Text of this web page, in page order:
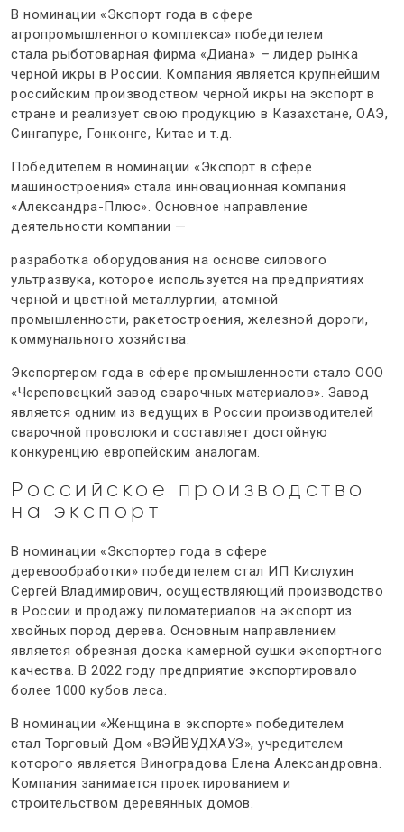
В номинации «Экспорт года в сфере
агропромышленного комплекса» победителем
стала рыботоварная фирма «Диана» – лидер рынка
черной икры в России. Компания является крупнейшим
российским производством черной икры на экспорт в
стране и реализует свою продукцию в Казахстане, ОАЭ,
Сингапуре, Гонконге, Китае и т.д.
Победителем в номинации «Экспорт в сфере
машиностроения» стала инновационная компания
«Александра-Плюс». Основное направление
деятельности компании —
разработка оборудования на основе силового
ультразвука, которое используется на предприятиях
черной и цветной металлургии, атомной
промышленности, ракетостроения, железной дороги,
коммунального хозяйства.
Экспортером года в сфере промышленности стало ООО
«Череповецкий завод сварочных материалов». Завод
является одним из ведущих в России производителей
сварочной проволоки и составляет достойную
конкуренцию европейским аналогам.
Российское производство
на экспорт
В номинации «Экспортер года в сфере
деревообработки» победителем стал ИП Кислухин
Сергей Владимирович, осуществляющий производство
в России и продажу пиломатериалов на экспорт из
хвойных пород дерева. Основным направлением
является обрезная доска камерной сушки экспортного
качества. В 2022 году предприятие экспортировало
более 1000 кубов леса.
В номинации «Женщина в экспорте» победителем
стал Торговый Дом «ВЭЙВУДХАУЗ», учредителем
которого является Виноградова Елена Александровна.
Компания занимается проектированием и
строительством деревянных домов.